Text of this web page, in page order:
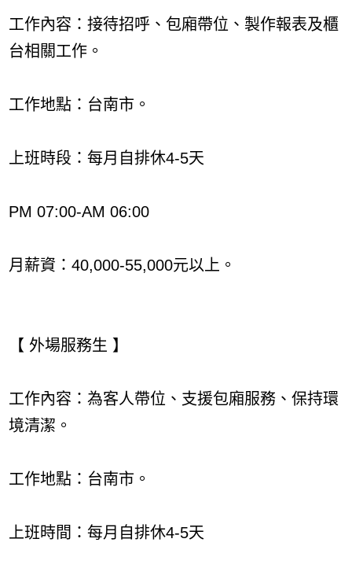
工作內容：接待招呼、包廂帶位、製作報表及櫃
台相關工作。
工作地點：台南市。
上班時段：每月自排休4-5天
PM 07:00-AM 06:00
月薪資：40,000-55,000元以上。
【 外場服務生 】
工作內容：為客人帶位、支援包廂服務、保持環
境清潔。
工作地點：台南市。
上班時間：每月自排休4-5天